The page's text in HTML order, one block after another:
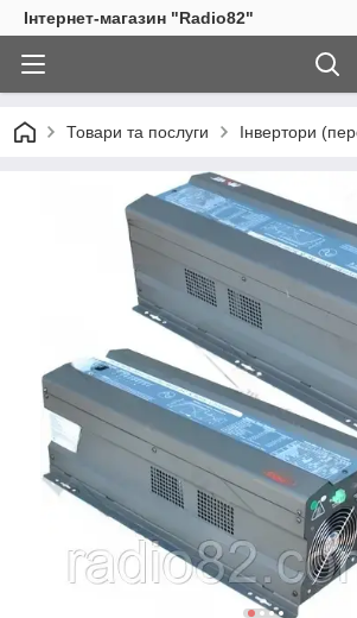
Інтернет-магазин "Radio82"
Товари та послуги Інвертори